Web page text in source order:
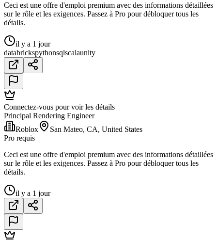
Ceci est une offre d'emploi premium avec des informations détaillées
sur le rôle et les exigences. Passez à Pro pour débloquer tous les
détails.
il y a 1 jour
databrickspythonsqlscalaunity
Connectez-vous pour voir les détails
Principal Rendering Engineer
Roblox
San Mateo, CA, United States
Pro requis
Ceci est une offre d'emploi premium avec des informations détaillées
sur le rôle et les exigences. Passez à Pro pour débloquer tous les
détails.
il y a 1 jour